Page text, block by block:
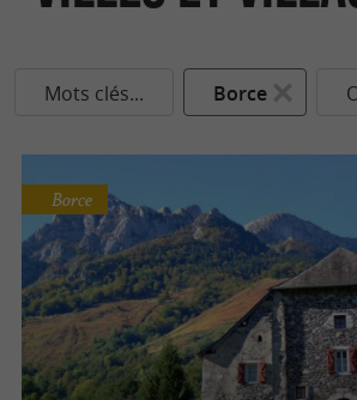
Mots clés... Borce
Borce